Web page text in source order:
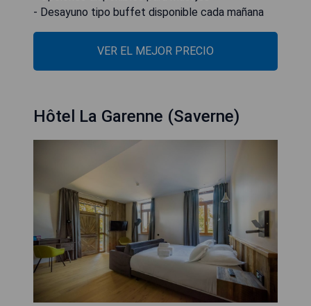
- Desayuno tipo buffet disponible cada mañana
VER EL MEJOR PRECIO
Hôtel La Garenne (Saverne)